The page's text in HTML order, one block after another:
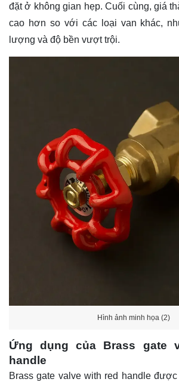
đặt ở không gian hẹp. Cuối cùng, giá
cao hơn so với các loại van khác,
lượng và độ bền vượt trội.
Hình ảnh minh họa (2)
Ứng dụng của Brass gate
handle
Brass gate valve with red handle